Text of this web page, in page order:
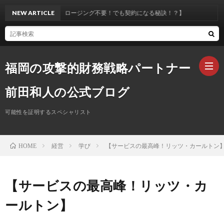
福岡の攻撃的財務戦略パートナー
前田和人の公式ブログ
可能性を証明するスペシャリスト
ー
プ
NEW ARTICLE
ス不要！クロージング不要！でも契約になる秘訣！？】
HOME 経営 学び 【サービスの最高峰！リッツ・カールトン
【サービスの最高峰！リッツ・カ
ールトン】